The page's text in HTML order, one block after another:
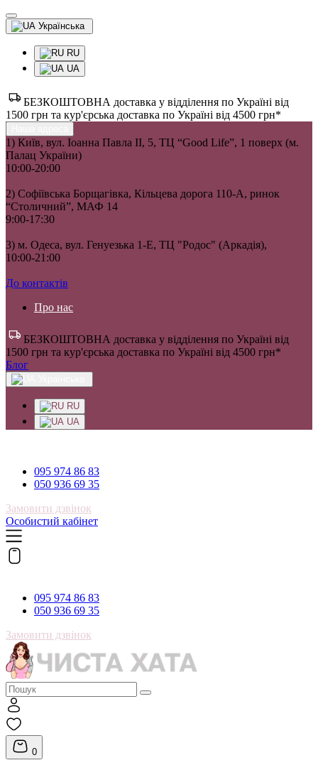
Українська
RU
UA
БЕЗКОШТОВНА доставка у відділення по Україні від
1500 грн та кур'єрська доставка по Україні від 4500 грн*
1) Київ, вул. Іоанна Павла II, 5, ТЦ “Good Life”, 1 поверх (м.
Палац України)
10:00-20:00
2) Софіївська Борщагівка, Кільцева дорога 110-А, ринок
“Столичний”, МАФ 14
9:00-17:30
3) м. Одеса, вул. Генуезька 1-Е, ТЦ "Родос" (Аркадія),
10:00-21:00
До контактів
Про нас
БЕЗКОШТОВНА доставка у відділення по Україні від
1500 грн та кур'єрська доставка по Україні від 4500 грн*
Блог
RU
UA
095 974 86 83
050 936 69 35
Замовити дзвінок
Особистий кабінет
095 974 86 83
050 936 69 35
Замовити дзвінок
0